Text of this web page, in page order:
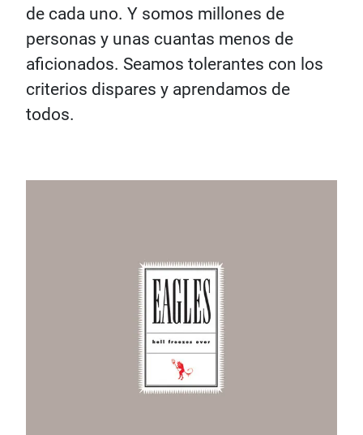
de cada uno. Y somos millones de
personas y unas cuantas menos de
aficionados. Seamos tolerantes con los
criterios dispares y aprendamos de
todos.